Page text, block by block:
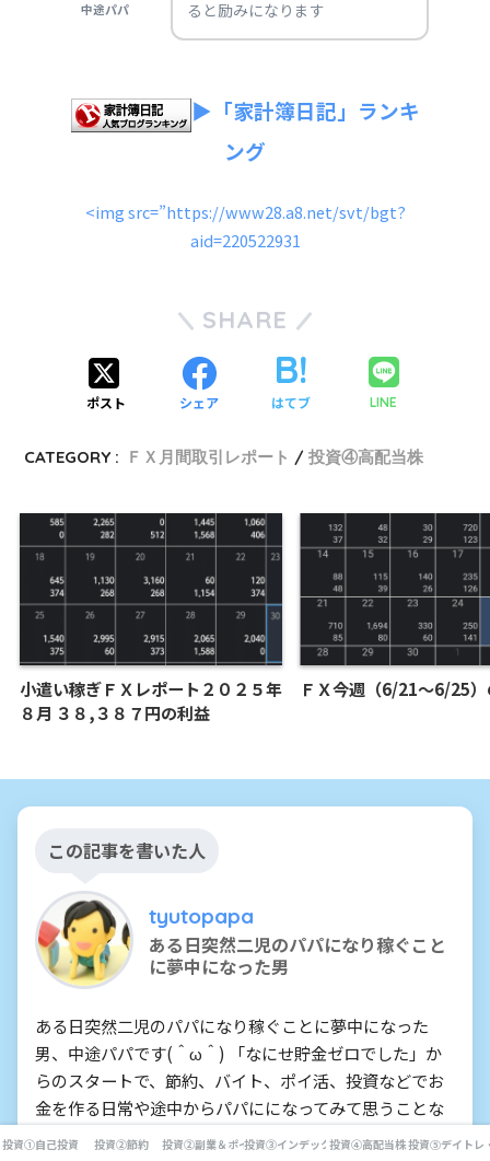
中途パパ
ると励みになります
▶「家計簿日記」ランキ
ング
<img src=”https://www28.a8.net/svt/bgt?
aid=220522931
SHARE
ポスト シェア はてブ LINE
CATEGORY : ＦＸ月間取引レポート 投資④高配当株
小遣い稼ぎＦＸレポート２０２５年
８月 ３８,３８７円の利益
ＦＸ今週（6/21～6/25
この記事を書いた人
tyutopapa
ある日突然二児のパパになり稼ぐこと
に夢中になった男
ある日突然二児のパパになり稼ぐことに夢中になった
男、中途パパです(＾ω＾) 「なにせ貯金ゼロでした」か
らのスタートで、節約、バイト、ポイ活、投資などでお
金を作る日常や途中からパパにになってみて思うことな
どをつづっていきます！
投資①自己投資 投資②節約 投資②副業＆ポイ活投資③インデックス投資投資④高配当株投資⑤デイトレ